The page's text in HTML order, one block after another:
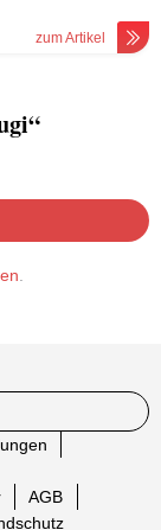
zum Artikel
.
AGB